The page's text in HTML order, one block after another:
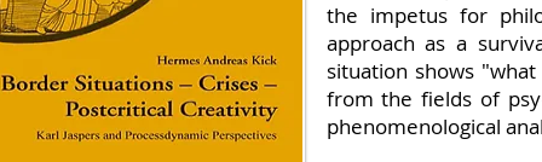
the impetus for
approach as a
situation shows
from the fields of
phenomenological